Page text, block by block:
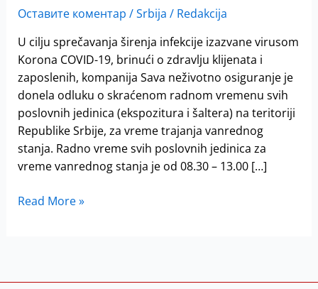
Оставите коментар /Srbija / Redakcija
U cilju sprečavanja širenja infekcije izazvane virusom
Korona COVID-19, brinući o zdravlju klijenata i
zaposlenih, kompanija Sava neživotno osiguranje je
donela odluku o skraćenom radnom vremenu svih
poslovnih jedinica (ekspozitura i šaltera) na teritoriji
Republike Srbije, za vreme trajanja vanrednog
stanja. Radno vreme svih poslovnih jedinica za
vreme vanrednog stanja je od 08.30 – 13.00 […]
za
o
skraćenom
radnom
vremenu
ekspozitura
Read More »